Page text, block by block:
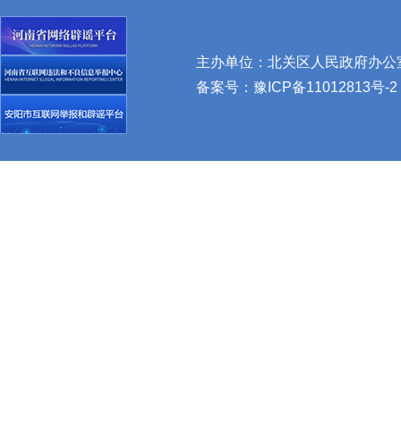
主办单位：北关区人民政府办
备案号： 豫ICP备11012813号-2